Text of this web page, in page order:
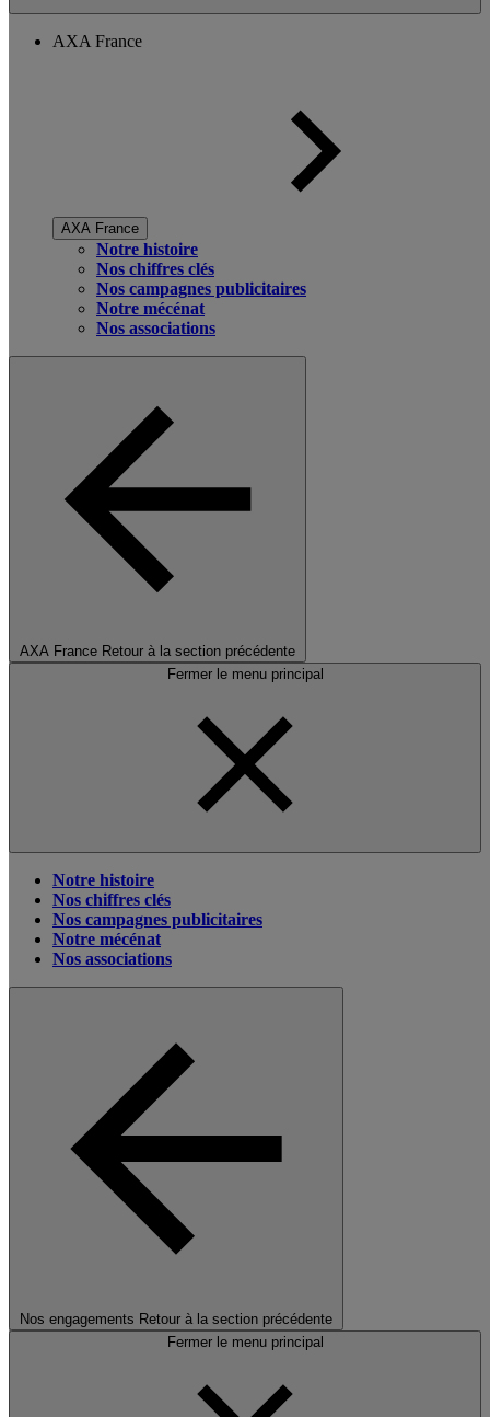
AXA France
AXA France
Notre histoire
Nos chiffres clés
Nos campagnes publicitaires
Notre mécénat
Nos associations
AXA France Retour à la section précédente
Fermer le menu principal
Notre histoire
Nos chiffres clés
Nos campagnes publicitaires
Notre mécénat
Nos associations
Nos engagements Retour à la section précédente
Fermer le menu principal